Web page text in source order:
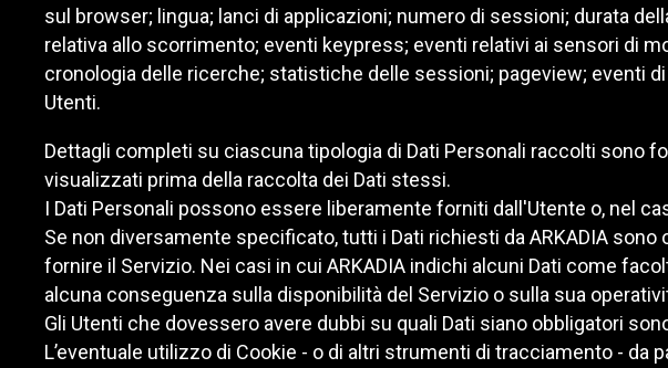
sul browser; lingua; lanci di applicazioni; numero di sessioni; durata
relativa allo scorrimento; eventi keypress; eventi relativi ai sensori di
cronologia delle ricerche; statistiche delle sessioni; pageview; eventi
Utenti.
Dettagli completi su ciascuna tipologia di Dati Personali raccolti
visualizzati prima della raccolta dei Dati stessi.
I Dati Personali possono essere liberamente forniti dall'Utente o, nel
Se non diversamente specificato, tutti i Dati richiesti da ARKADIA
fornire il Servizio. Nei casi in cui ARKADIA indichi alcuni Dati come
alcuna conseguenza sulla disponibilità del Servizio o sulla sua
Gli Utenti che dovessero avere dubbi su quali Dati siano obbligatori
L’eventuale utilizzo di Cookie - o di altri strumenti di tracciamento - da